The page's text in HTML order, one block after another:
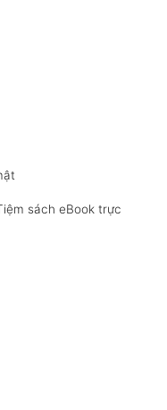
sách eBook trực